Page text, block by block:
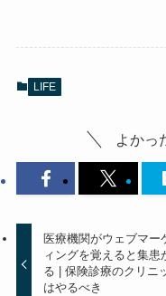
LIFE
よかっ
医療機関がウェブマー
ィングを覚えると集患
る | 保険診療のクリニ
はやるべき